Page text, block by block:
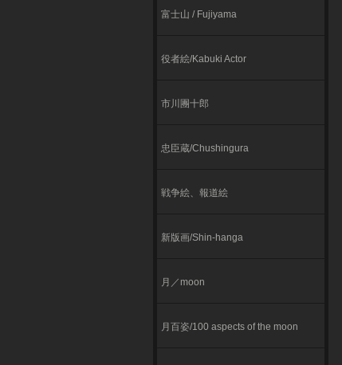
富士山 / Fujiyama
役者絵/Kabuki Actor
市川團十郎
忠臣蔵/Chushingura
戦争絵、報道絵
新版画/Shin-hanga
月／moon
月百姿/100 aspects of the moon